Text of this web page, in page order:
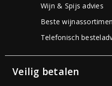
Wijn & Spijs advies
Beste
Telefonisch
Veilig betalen